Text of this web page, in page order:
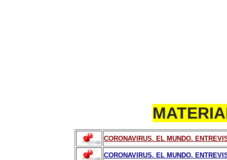
CORONAVIRUS. EL MUNDO.
CORONAVIRUS. EL MUNDO.